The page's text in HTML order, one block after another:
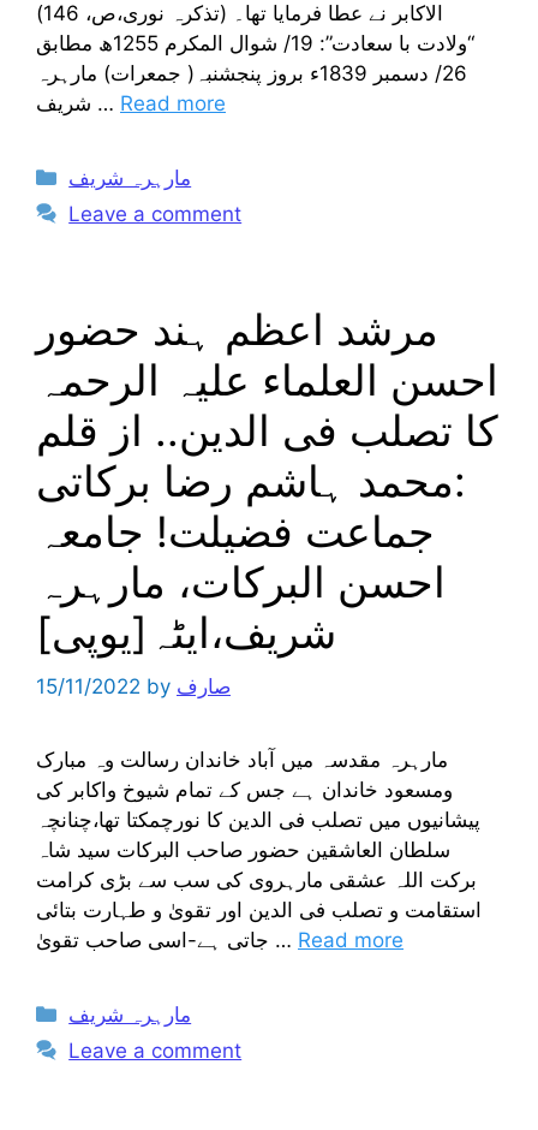
الاکابر نے عطا فرمایا تھا۔ (تذکرہ نوری،ص، 146)
“ولادت با سعادت”: 19/ شوال المکرم 1255ھ مطابق
26/ دسمبر 1839ء بروز پنجشنبہ( جمعرات) مارہرہ
شریف … Read more
Categories
مارہرہ شریف
Leave a comment
مرشد اعظم ہند حضور
احسن العلماء علیہ الرحمہ
کا تصلب فی الدین.. از قلم
:محمد ہاشم رضا برکاتی
جماعت فضیلت! جامعہ
احسن البرکات، مارہرہ
شریف،ایٹہ[یوپی]
15/11/2022 by صارف
مارہرہ مقدسہ میں آباد خاندان رسالت وہ مبارک
ومسعود خاندان ہے جس کے تمام شیوخ واکابر کی
پیشانیوں میں تصلب فی الدین کا نورچمکتا تھا،چنانچہ
سلطان العاشقین حضور صاحب البرکات سید شاہ
برکت اللہ عشقی مارہروی کی سب سے بڑی کرامت
استقامت و تصلب فی الدین اور تقویٰ و طہارت بتائی
جاتی ہے-اسی صاحب تقویٰ … Read more
Categories
مارہرہ شریف
Leave a comment